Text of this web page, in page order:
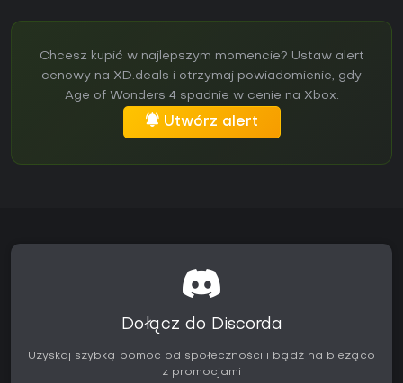
Chcesz kupić w najlepszym momencie? Ustaw alert
cenowy na XD.deals i otrzymaj powiadomienie, gdy
Age of Wonders 4 spadnie w cenie na Xbox.
Utwórz alert
Dołącz do Discorda
Uzyskaj szybką pomoc od społeczności i bądź na bieżąco
z promocjami